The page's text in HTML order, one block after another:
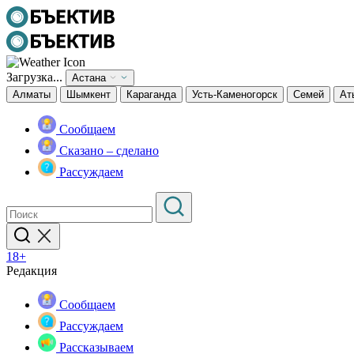
Загрузка...
Астана
Алматы
Шымкент Караганда Усть-Каменогорск Семей
Сообщаем
Сказано – сделано
Рассуждаем
18+
Редакция
Сообщаем
Рассуждаем
Рассказываем